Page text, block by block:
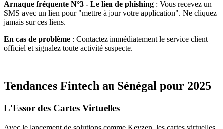
Arnaque fréquente N°3 - Le lien de phishing : Vous recevez un
SMS avec un lien pour "mettre à jour votre application". Ne cliquez
jamais sur ces liens.
En cas de problème : Contactez immédiatement le service client
officiel et signalez toute activité suspecte.
Tendances Fintech au Sénégal pour 2025
L'Essor des Cartes Virtuelles
Avec le lancement de solutions comme Keyzen, les cartes virtuelles